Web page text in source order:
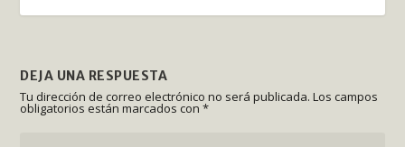
DEJA UNA RESPUESTA
Tu dirección de correo electrónico no será publicada. Los campos
obligatorios están marcados con*